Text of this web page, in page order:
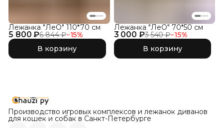
5 800 ₽6 844 ₽−15%
Лежанка "ЛеО" 110*70 см
В корзину
3 000 ₽3 540 ₽−15%
Лежанка "ЛеО" 70*50 см
В корзину
Производство игровых комплексов и лежанок диванов
для кошек и собак в Санкт-Петербурге